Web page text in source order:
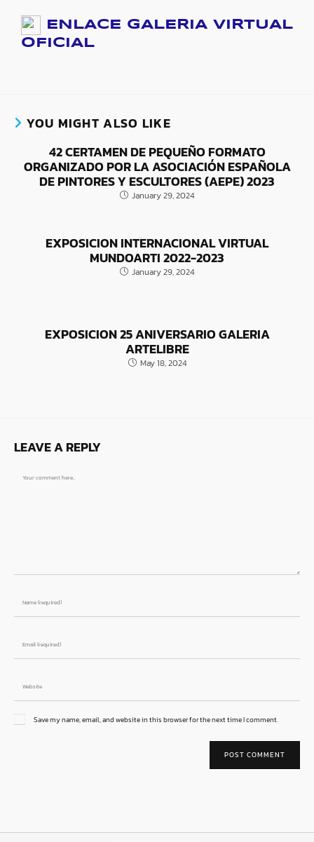
ENLACE GALERIA VIRTUAL
OFICIAL
YOU MIGHT ALSO LIKE
42 CERTAMEN DE PEQUEÑO FORMATO
ORGANIZADO POR LA ASOCIACIÓN ESPAÑOLA
DE PINTORES Y ESCULTORES (AEPE) 2023
January 29, 2024
EXPOSICION INTERNACIONAL VIRTUAL
MUNDOARTI 2022-2023
January 29, 2024
EXPOSICION 25 ANIVERSARIO GALERIA
ARTELIBRE
May 18, 2024
LEAVE A REPLY
Save my name, email, and website in this browser for the next time I comment.